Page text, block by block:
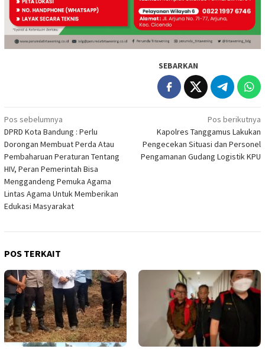
SEBARKAN
Navigasi
pos
Pos sebelumnya
DPRD Kota Bandung : Perlu
Dorongan Membuat Perda Atau
Pembaharuan Peraturan Tentang
HIV, Peran Pemerintah Bisa
Menggandeng Pemuka Agama
Lintas Agama Untuk Memberikan
Edukasi Masyarakat
Pos berikutnya
Kapolres Tanggamus Lakukan
Pengecekan Situasi dan Personel
Pengamanan Gudang Logistik KPU
POS TERKAIT